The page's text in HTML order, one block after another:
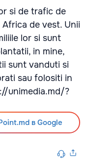
si de trafic de
de vest. Unii
lor si sunt
in mine,
sunt vanduti si
sau folositi in
unimedia.md/?
в Google